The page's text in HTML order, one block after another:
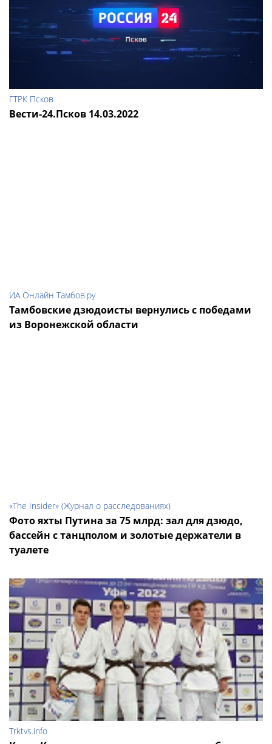
ГТРК Псков
Вести-24.Псков 14.03.2022
ИА Онлайн Тамбов.ру
Тамбовские дзюдоисты вернулись с победами
из Воронежской области
«The Insider» (Журнал о расследованиях)
Фото яхты Путина за 75 млрд: зал для дзюдо,
бассейн с танцполом и золотые держатели в
туалете
Trktvs.info